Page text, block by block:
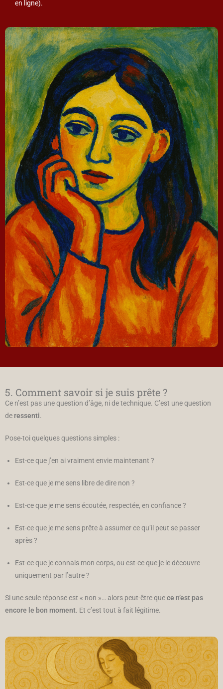
en ligne).
5. Comment savoir si je suis prête ?
Ce n’est pas une question d’âge, ni de technique. C’est une question
de ressenti.
Pose-toi quelques questions simples :
Est-ce que j’en ai vraiment envie maintenant ?
Est-ce que je me sens libre de dire non ?
Est-ce que je me sens écoutée, respectée, en confiance ?
Est-ce que je me sens prête à assumer ce qu’il peut se passer
après ?
Est-ce que je connais mon corps, ou est-ce que je le découvre
uniquement par l’autre ?
Si une seule réponse est « non »… alors peut-être quece n’est pas
encore le bon moment. Et c’est tout à fait légitime.